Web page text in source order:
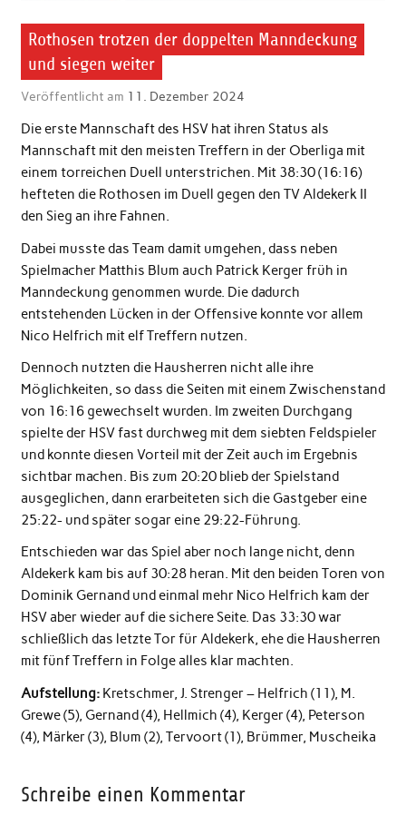
Rothosen trotzen der doppelten Manndeckung
und siegen weiter
Veröffentlicht am 11. Dezember 2024
Die erste Mannschaft des HSV hat ihren Status als
Mannschaft mit den meisten Treffern in der Oberliga mit
einem torreichen Duell unterstrichen. Mit 38:30 (16:16)
hefteten die Rothosen im Duell gegen den TV Aldekerk II
den Sieg an ihre Fahnen.
Dabei musste das Team damit umgehen, dass neben
Spielmacher Matthis Blum auch Patrick Kerger früh in
Manndeckung genommen wurde. Die dadurch
entstehenden Lücken in der Offensive konnte vor allem
Nico Helfrich mit elf Treffern nutzen.
Dennoch nutzten die Hausherren nicht alle ihre
Möglichkeiten, so dass die Seiten mit einem Zwischenstand
von 16:16 gewechselt wurden. Im zweiten Durchgang
spielte der HSV fast durchweg mit dem siebten Feldspieler
und konnte diesen Vorteil mit der Zeit auch im Ergebnis
sichtbar machen. Bis zum 20:20 blieb der Spielstand
ausgeglichen, dann erarbeiteten sich die Gastgeber eine
25:22- und später sogar eine 29:22-Führung.
Entschieden war das Spiel aber noch lange nicht, denn
Aldekerk kam bis auf 30:28 heran. Mit den beiden Toren von
Dominik Gernand und einmal mehr Nico Helfrich kam der
HSV aber wieder auf die sichere Seite. Das 33:30 war
schließlich das letzte Tor für Aldekerk, ehe die Hausherren
mit fünf Treffern in Folge alles klar machten.
Aufstellung:Kretschmer, J. Strenger – Helfrich (11), M.
Grewe (5), Gernand (4), Hellmich (4), Kerger (4), Peterson
(4), Märker (3), Blum (2), Tervoort (1), Brümmer, Muscheika
Schreibe einen Kommentar